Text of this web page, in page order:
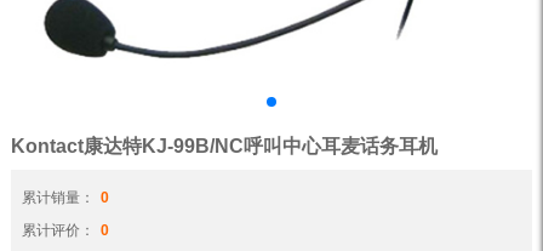
Kontact康达特KJ-99B/NC呼叫中心耳麦话务耳机
累计销量：
0
累计评价：
0